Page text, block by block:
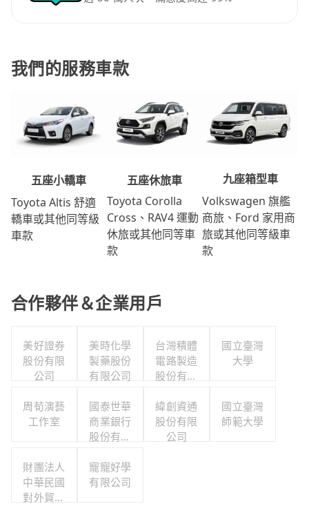
我們的服務車款
五座小轎車
Toyota Altis 舒適
轎車或其他同等級
車款
五座休旅車
Toyota Corolla
Cross、RAV4 運動
休旅或其他同等車
款
九座箱型車
Volkswagen 旗艦
商旅、Ford 家用商
旅或其他同等級車
款
合作夥伴＆企業用戶
美好證券
股份有限
公司
美時化學
製藥股份
有限公司
台灣積體
電路製造
股份有限
國立臺灣
大學
周荀演藝
工作室
國泰世華
商業銀行
股份有限
緯創資通
股份有限
公司
國立臺灣
師範大學
財團法人
中華民國
對外貿易
寵寵好學
有限公司